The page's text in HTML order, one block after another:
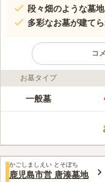
段々畑のような墓地
多彩なお墓が建て
コ
ライフドット編集部のコメ
高台にある段々
以上鹿児島市に
す。
口コミ評価
みんなの評価
お墓タイプ
一般墓
かごしましえい とそぼち
鹿児島市営 唐湊墓地